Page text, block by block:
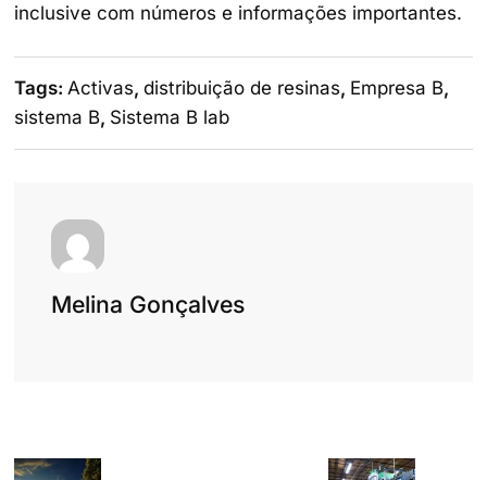
inclusive com números e informações importantes.
Tags: Activas, distribuição de resinas, Empresa B,
sistema B, Sistema B lab
Melina Gonçalves